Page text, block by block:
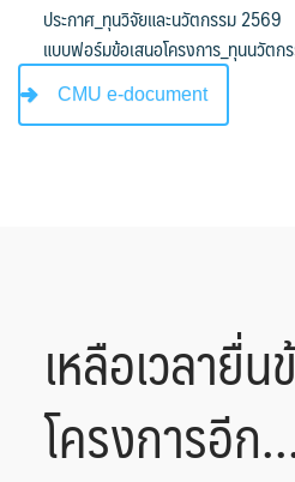
ประกาศ_ทุนวิจัยและนวัตกรรม 2569
แบบฟอร์มข้อเสนอโครงการ_ทุนนวัต
CMU e-document
เหลือเวลายื่
โครงการอีก